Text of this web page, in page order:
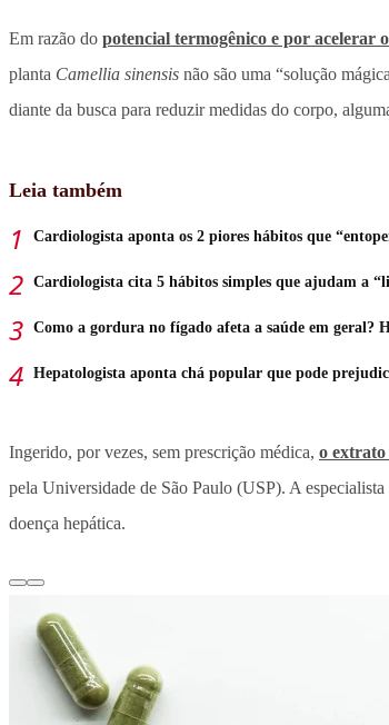
Em razão do potencial termogênico e por acelerar
planta Camellia sinensis não são uma “solução
diante da busca para reduzir medidas do corpo,
Leia também
Cardiologista aponta os 2 piores hábitos que
Cardiologista cita 5 hábitos simples que ajudam a
Como a gordura no fígado afeta a saúde em geral?
Hepatologista aponta chá popular que pode
Ingerido, por vezes, sem prescrição médica, o extrato
pela Universidade de São Paulo (USP). A
doença hepática.